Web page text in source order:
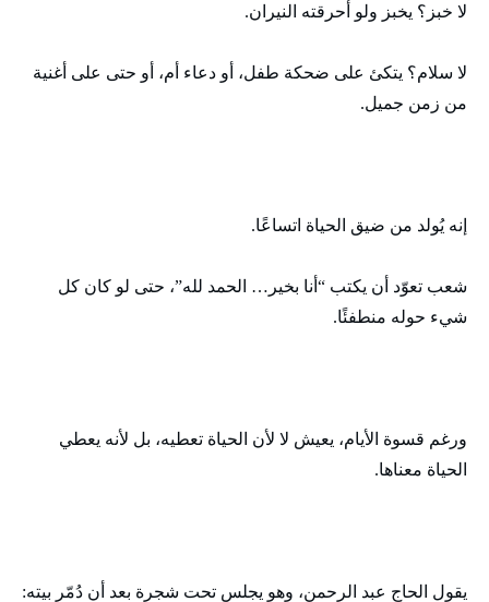
لا خبز؟ يخبز ولو أحرقته النيران.
لا سلام؟ يتكئ على ضحكة طفل، أو دعاء أم، أو حتى على أغنية
من زمن جميل.
إنه يُولد من ضيق الحياة اتساعًا.
شعب تعوّد أن يكتب “أنا بخير… الحمد لله”، حتى لو كان كل
شيء حوله منطفئًا.
ورغم قسوة الأيام، يعيش لا لأن الحياة تعطيه، بل لأنه يعطي
الحياة معناها.
يقول الحاج عبد الرحمن، وهو يجلس تحت شجرة بعد أن دُمّر بيته: